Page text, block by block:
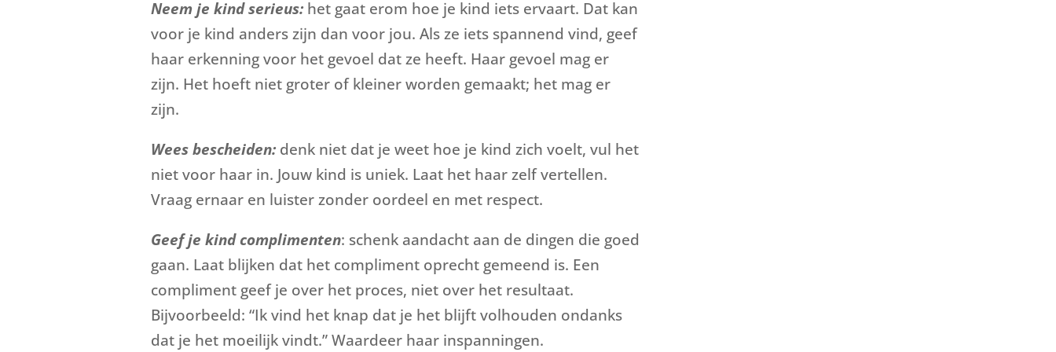
Neem je kind serieus:het gaat erom hoe je kind iets ervaart. Dat kan
voor je kind anders zijn dan voor jou. Als ze iets spannend vind, geef
haar erkenning voor het gevoel dat ze heeft. Haar gevoel mag er
zijn. Het hoeft niet groter of kleiner worden gemaakt; het mag er
zijn.
Wees bescheiden:denk niet dat je weet hoe je kind zich voelt, vul het
niet voor haar in. Jouw kind is uniek. Laat het haar zelf vertellen.
Vraag ernaar en luister zonder oordeel en met respect.
Geef je kind complimenten: schenk aandacht aan de dingen die goed
gaan. Laat blijken dat het compliment oprecht gemeend is. Een
compliment geef je over het proces, niet over het resultaat.
Bijvoorbeeld: “Ik vind het knap dat je het blijft volhouden ondanks
dat je het moeilijk vindt.” Waardeer haar inspanningen.